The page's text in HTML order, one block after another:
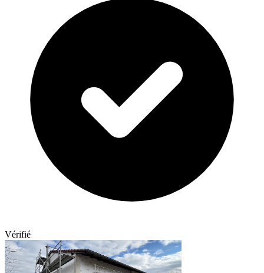
Vérifié